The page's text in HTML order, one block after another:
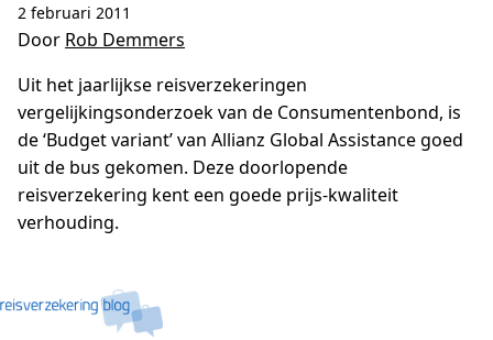
2 februari 2011
Door Rob Demmers
Uit het jaarlijkse reisverzekeringen
vergelijkingsonderzoek van de Consumentenbond, is
de ‘Budget variant’ van Allianz Global Assistance goed
uit de bus gekomen. Deze doorlopende
reisverzekering kent een goede prijs-kwaliteit
verhouding.